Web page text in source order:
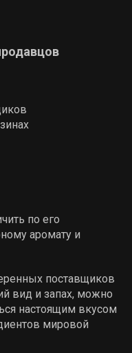
по его
аромату и
поставщиков
вид и запах, можно
настоящим вкусом
мировой